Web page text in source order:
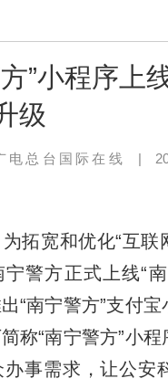
”小程序上
级
电总台国际在线 |
宽和优化“互联
警方正式上线“
“南宁警方”支付
称“南宁警方”小
办事需求，让公安